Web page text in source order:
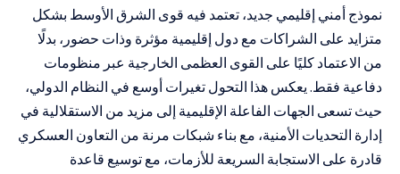
نموذج أمني إقليمي جديد، تعتمد فيه قوى الشرق الأوسط بشكل
متزايد على الشراكات مع دول إقليمية مؤثرة وذات حضور، بدلًا
من الاعتماد كليًا على القوى العظمى الخارجية عبر منظومات
دفاعية فقط. يعكس هذا التحول تغيرات أوسع في النظام الدولي،
حيث تسعى الجهات الفاعلة الإقليمية إلى مزيد من الاستقلالية في
إدارة التحديات الأمنية، مع بناء شبكات مرنة من التعاون العسكري
قادرة على الاستجابة السريعة للأزمات، مع توسيع قاعدة